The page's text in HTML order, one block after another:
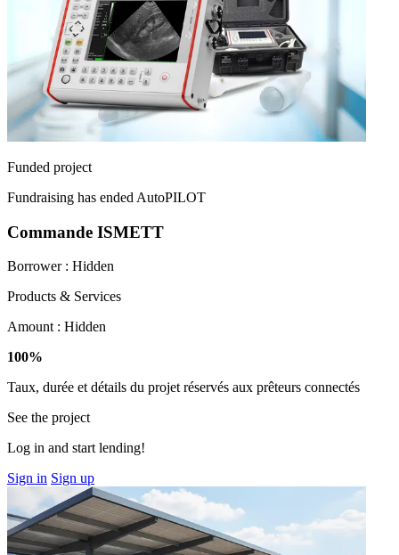
Funded project
Fundraising has ended AutoPILOT
Commande ISMETT
Borrower : Hidden
Products & Services
Amount : Hidden
100%
Taux, durée et détails du projet réservés aux prêteurs connectés
See the project
Log in and start lending!
Sign in Sign up